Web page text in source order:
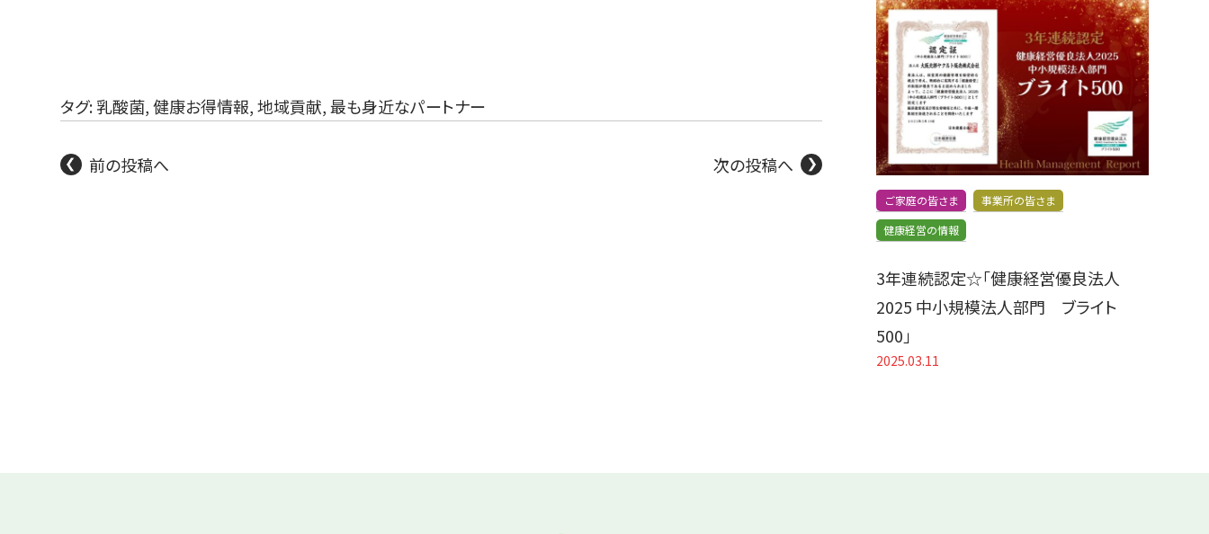
タグ:乳酸菌,健康お得情報,地域貢献,最も身近なパートナー
前の投稿へ 次の投稿へ
ご家庭の皆さま
事業所の皆さま
健康経営の情報
3年連続認定☆「健康経営優良法人
2025 中小規模法人部門 ブライト
500」
2025.03.11